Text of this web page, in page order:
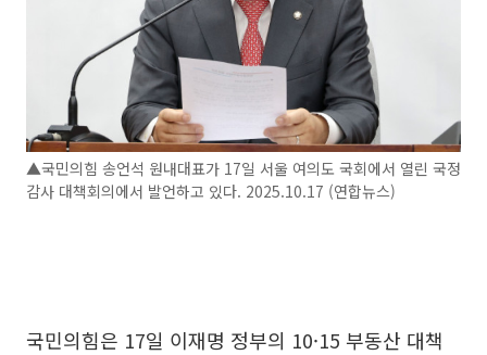
▲국민의힘 송언석 원내대표가 17일 서울 여의도 국회에서 열린 국정
감사 대책회의에서 발언하고 있다. 2025.10.17 (연합뉴스)
국민의힘은 17일 이재명 정부의 10·15 부동산 대책